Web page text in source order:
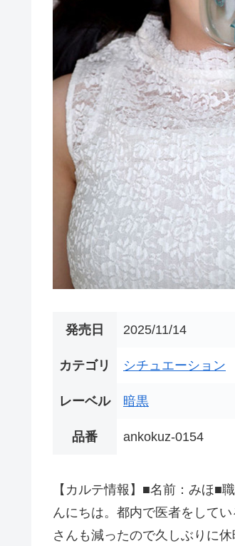
発売日 2025/11/14
カテゴリ シチュエーション
レーベル 暗黒
品番 ankokuz-0154
【カルテ情報】■名前：みほ■
んにちは。都内で医者をして
さんも減ったので久しぶりに